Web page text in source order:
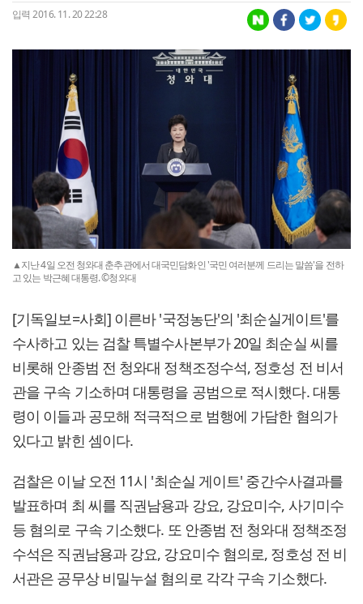
입력 2016. 11. 20 22:28
▲지난 4일 오전 청와대 춘추관에서 대국민담화인 '국민 여러분께 드리는 말씀'을 전하
고 있는 박근혜 대통령. ©청와대
[기독일보=사회] 이른바 '국정농단'의 '최순실게이트'를
수사하고 있는 검찰 특별수사본부가 20일 최순실 씨를
비롯해 안종범 전 청와대 정책조정수석, 정호성 전 비서
관을 구속 기소하며 대통령을 공범으로 적시했다. 대통
령이 이들과 공모해 적극적으로 범행에 가담한 혐의가
있다고 밝힌 셈이다.
검찰은 이날 오전 11시 '최순실 게이트' 중간수사결과를
발표하며 최 씨를 직권남용과 강요, 강요미수, 사기미수
등 혐의로 구속 기소했다. 또 안종범 전 청와대 정책조정
수석은 직권남용과 강요, 강요미수 혐의로, 정호성 전 비
서관은 공무상 비밀누설 혐의로 각각 구속 기소했다.